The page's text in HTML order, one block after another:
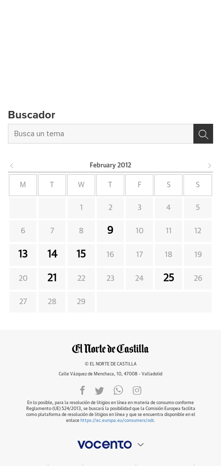
Buscador
February 2012
M W F S S
1 2 3 4 5
6 7 8 9 10 11 12
13 14 15 16 17 18 19
20 21 22 23 24 25 26
27 28 29
© EL NORTE DE CASTILLA
Calle Vázquez de Menchaca, 10, 47008 - Valladolid
En lo posible, para la resolución de litigios en línea en materia de consumo conforme
Reglamento (UE) 524/2013, se buscará la posibilidad que la Comisión Europea facilita
como plataforma de resolución de litigios en línea y que se encuentra disponible en el
enlace https://ec.europa.eu/consumers/odr.